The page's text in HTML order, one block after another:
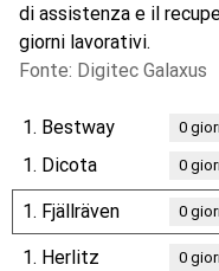
di assistenza e il
giorni lavorativi.
Fonte: Digitec Galaxus
1. Bestway 0
1. Dicota 0
1. Fjällräven 0
1. Herlitz 0